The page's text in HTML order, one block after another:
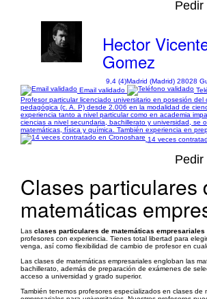
Pedir
Hector
Gomez
9,4 (4)Madrid (Madrid) 28028
Email validado
Profesor particular licenciado universitario en posesión del
pedagógica (c. A. P) desde 2.006 en la modalidad de
experiencia tanto a nivel particular como en academia
ciencias a nivel secundaria, bachillerato y universidad, se
matemáticas, física y química. También experiencia en
14 veces
Pedir
Clases particulares
matemáticas
Las clases particulares de matemáticas empresariales
profesores con experiencia. Tienes total libertad para
venga, así como flexibilidad de cambio de profesor en
Las clases de matemáticas empresariales engloban las
bachillerato, además de preparación de exámenes de
acceso a universidad y grado superior.
También tenemos profesores especializados en clases de